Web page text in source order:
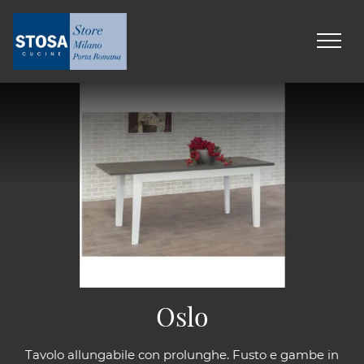
Tavolo allungabile con prolunghe. Fusto e gambe in
Oslo